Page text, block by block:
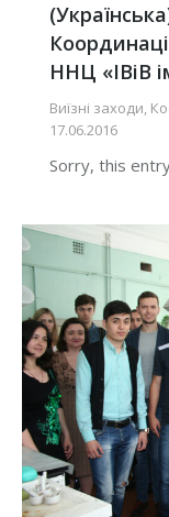
ННЦ «ІВіВ
Виїзні заходи,
17.06.2016
Sorry, this